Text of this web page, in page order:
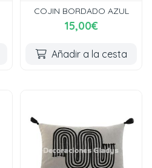
COJIN BORDADO AZUL
15,00€
Añadir a la cesta